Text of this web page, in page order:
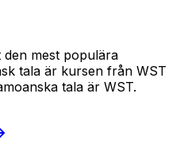
mest populära
tala är kursen från WST
tala är WST.